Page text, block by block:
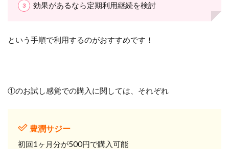
効果があるなら定期利用継続を検討
という手順で利用するのがおすすめです！
①のお試し感覚での購入に関しては、それぞれ
豊潤サジー
初回1ヶ月分が500円で購入可能